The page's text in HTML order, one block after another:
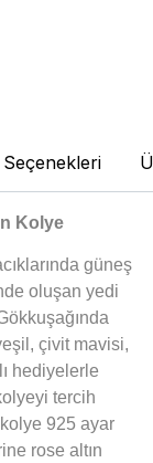
Kolye
güneş
oluşan yedi
çivit mavisi,
hediyelerle
tercih
925 ayar
rose altın